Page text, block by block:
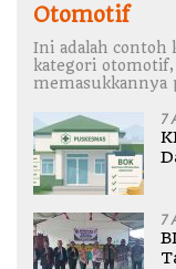
Otomotif
Ini adalah contoh
kategori
memasukkannya
7
7